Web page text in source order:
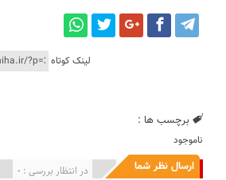
لینک کوتاه
برچسب ها :
ناموجود
ارسال نظر شما در انتظار بررسی : 0 انتشار یافته : 0